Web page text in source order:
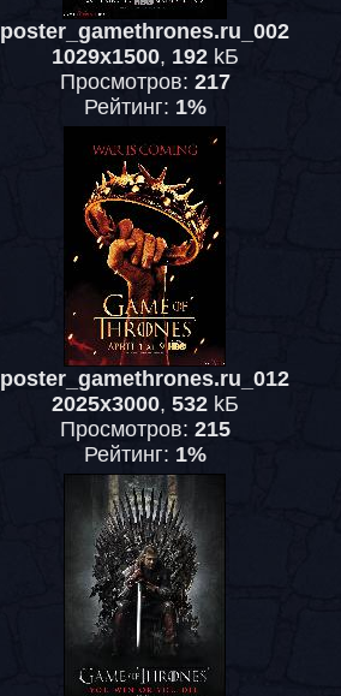
poster_gamethrones.ru_002
1029x1500, 192kБ
Просмотров: 217
Рейтинг: 1%
poster_gamethrones.ru_012
2025x3000, 532kБ
Просмотров: 215
Рейтинг: 1%